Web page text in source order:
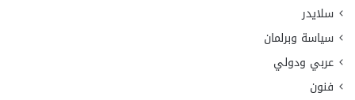
سلايدر
سياسة وبرلمان
عربي ودولي
فنون